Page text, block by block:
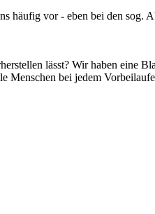
häufig vor - eben bei den sog.
lässt? Wir haben eine
Menschen bei jedem